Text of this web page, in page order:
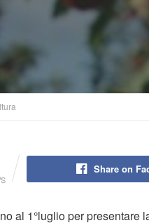
Share on
al 1°luglio per presentare